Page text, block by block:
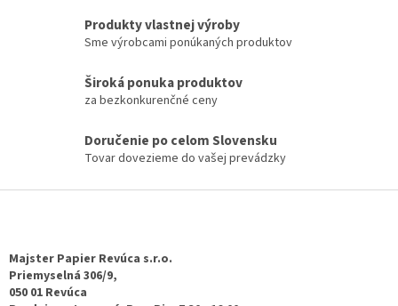
p
r
k
y
p
i
e
Produkty vlastnej výroby
Sme výrobcami ponúkaných produktov
Široká ponuka produktov
za bezkonkurenčné ceny
Doručenie po celom Slovensku
Tovar dovezieme do vašej prevádzky
Majster Papier Revúca s.r.o.
Priemyselná 306/9,
050 01 Revúca